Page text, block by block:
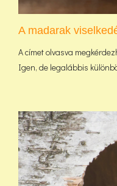
A madarak
A címet olvasva
Igen, de legalábbis